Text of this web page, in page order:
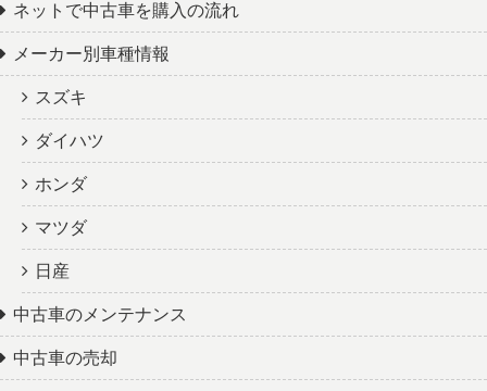
ネットで中古車を購入の流れ
メーカー別車種情報
スズキ
ダイハツ
ホンダ
マツダ
日産
中古車のメンテナンス
中古車の売却